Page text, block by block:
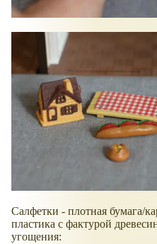
Салфетки - плотная бумага/
пластика с фактурой
угощения: